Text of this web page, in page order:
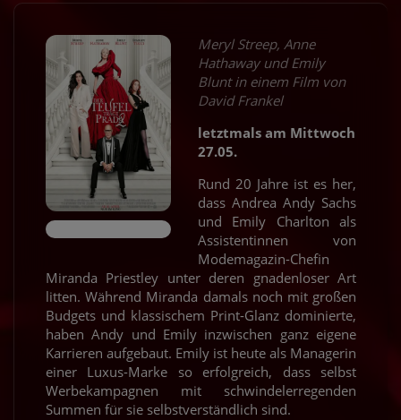
Meryl Streep, Anne
Hathaway und Emily
Blunt in einem Film von
David Frankel
letztmals am Mittwoch
27.05.
Rund 20 Jahre ist es her,
dass Andrea Andy Sachs
und Emily Charlton als
Assistentinnen von
Modemagazin-Chefin
Miranda Priestley unter deren gnadenloser Art
litten. Während Miranda damals noch mit großen
Budgets und klassischem Print-Glanz dominierte,
haben Andy und Emily inzwischen ganz eigene
Karrieren aufgebaut. Emily ist heute als Managerin
einer Luxus-Marke so erfolgreich, dass selbst
Werbekampagnen mit schwindelerregenden
Summen für sie selbstverständlich sind.